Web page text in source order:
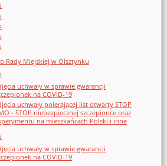
Rady Miejskiej w Olsztynku
uchwały w sprawie gwarancji
na COVID-19
uchwały poierającej list otwarty STOP
- STOP niebezpiecznej szczepionce oraz
na mieszkańcach Polski i inne
uchwały w sprawie gwarancji
na COVID-19